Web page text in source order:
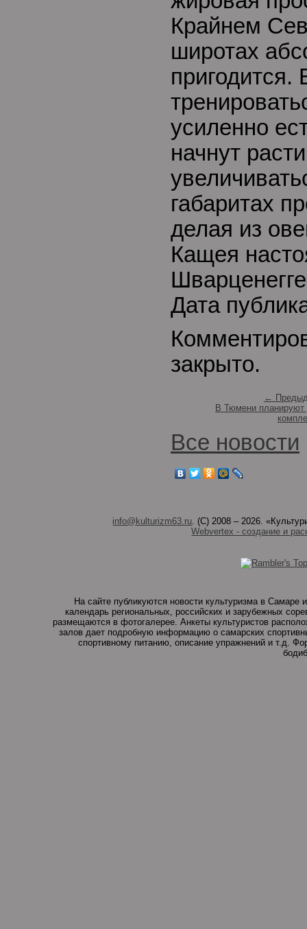
Крайнем
широтах
пригодится.
усиленно
начнут
габаритах
делая из
Кащея
Дата
закрыто.
←
В Тюмени планируют
Все новости
info@kulturizm63.ru. (C) 2008 – 2026.
Webvertex - создание и
На сайте публикуются новости культуризма в
календарь региональных, российских и зарубежных
размещаются в фотогалерее. Анкеты культуристов
залов дает подробную информацию о самарских
спортивному питанию, описание упражнений и т.д.